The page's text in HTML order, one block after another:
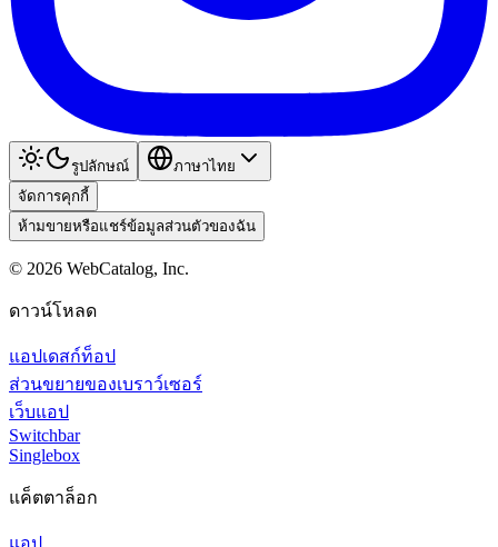
รูปลักษณ์
ภาษาไทย
จัดการคุกกี้
ห้ามขายหรือแชร์ข้อมูลส่วนตัวของฉัน
© 2026 WebCatalog, Inc.
ดาวน์โหลด
แอปเดสก์ท็อป
ส่วนขยายของเบราว์เซอร์
เว็บแอป
Switchbar
Singlebox
แค็ตตาล็อก
แอป